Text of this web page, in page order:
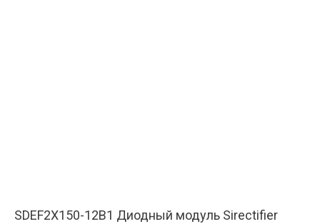
SDEF2X150-12B1 Диодный модуль Sirectifier